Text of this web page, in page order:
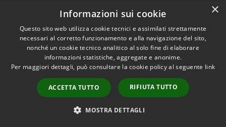
Indirizzo
Via Groppino, 22
Ospedale M.O. Locatelli Piario PS Generale...
LEGGI DI PIÙ
Ospedale SS Trinità Romano L.
×
Informazioni sui cookie
Questo sito web utilizza cookie tecnici e assimilati strettamente
necessari al corretto funzionamento e alla navigazione del sito,
nonché un cookie tecnico analitico al solo fine di elaborare
informazioni statistiche, aggregate e anonime.
Per maggiori dettagli, può consultare la cookie policy al seguente link
ACCETTA TUTTO RIFIUTA TUTTO
MOSTRA DETTAGLI